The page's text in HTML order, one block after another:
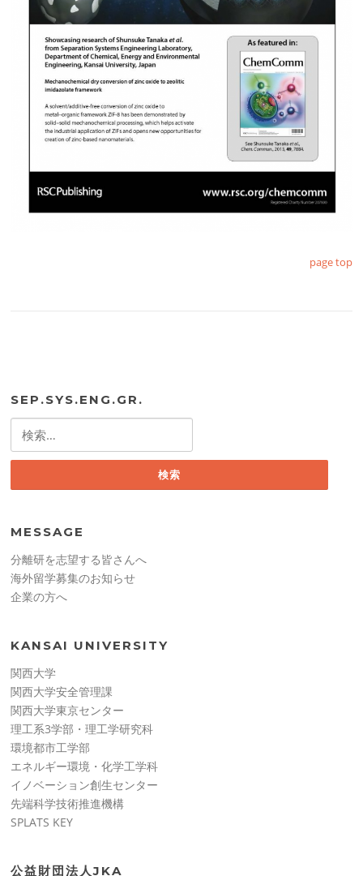
page top
SEP.SYS.ENG.GR.
MESSAGE
分離研を志望する皆さんへ
海外留学募集のお知らせ
企業の方へ
KANSAI UNIVERSITY
関西大学
関西大学安全管理課
関西大学東京センター
理工系3学部・理工学研究科
環境都市工学部
エネルギー環境・化学工学科
イノベーション創生センター
先端科学技術推進機構
SPLATS KEY
公益財団法人JKA